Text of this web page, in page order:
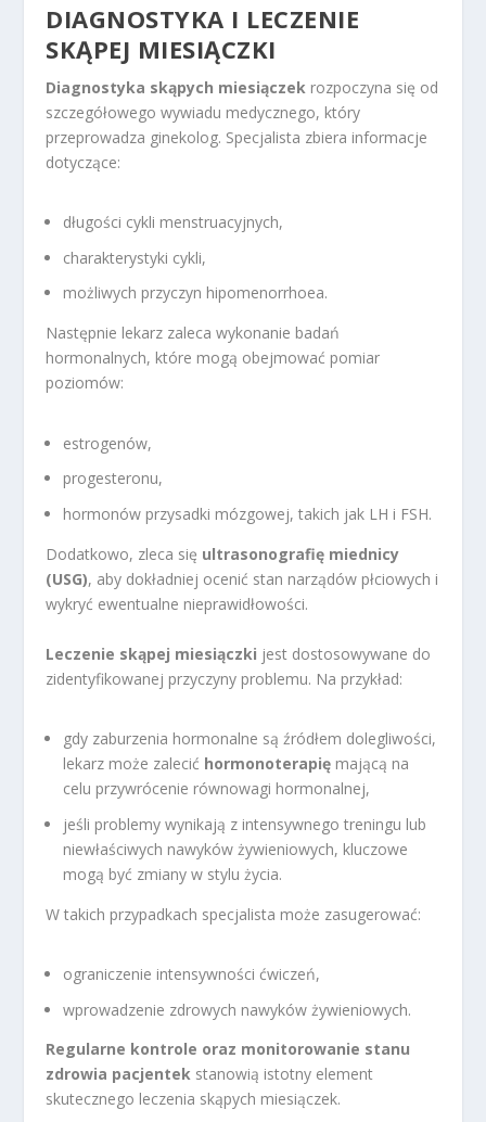
DIAGNOSTYKA I LECZENIE
SKĄPEJ MIESIĄCZKI
Diagnostyka skąpych miesiączek rozpoczyna się od
szczegółowego wywiadu medycznego, który
przeprowadza ginekolog. Specjalista zbiera informacje
dotyczące:
długości cykli menstruacyjnych,
charakterystyki cykli,
możliwych przyczyn hipomenorrhoea.
Następnie lekarz zaleca wykonanie badań
hormonalnych, które mogą obejmować pomiar
poziomów:
estrogenów,
progesteronu,
hormonów przysadki mózgowej, takich jak LH i FSH.
Dodatkowo, zleca się ultrasonografię miednicy
(USG), aby dokładniej ocenić stan narządów płciowych i
wykryć ewentualne nieprawidłowości.
Leczenie skąpej miesiączki jest dostosowywane do
zidentyfikowanej przyczyny problemu. Na przykład:
gdy zaburzenia hormonalne są źródłem dolegliwości,
lekarz może zalecić hormonoterapię mającą na
celu przywrócenie równowagi hormonalnej,
jeśli problemy wynikają z intensywnego treningu lub
niewłaściwych nawyków żywieniowych, kluczowe
mogą być zmiany w stylu życia.
W takich przypadkach specjalista może zasugerować:
ograniczenie intensywności ćwiczeń,
wprowadzenie zdrowych nawyków żywieniowych.
Regularne kontrole oraz monitorowanie stanu
zdrowia pacjentek stanowią istotny element
skutecznego leczenia skąpych miesiączek.